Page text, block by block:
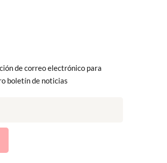
de correo electrónico para
boletín de noticias